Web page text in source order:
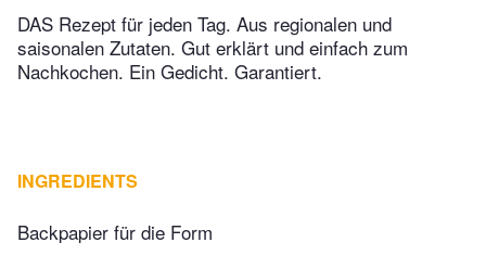
DAS Rezept für jeden Tag. Aus regionalen und
saisonalen Zutaten. Gut erklärt und einfach zum
Nachkochen. Ein Gedicht. Garantiert.
INGREDIENTS
Backpapier für die Form